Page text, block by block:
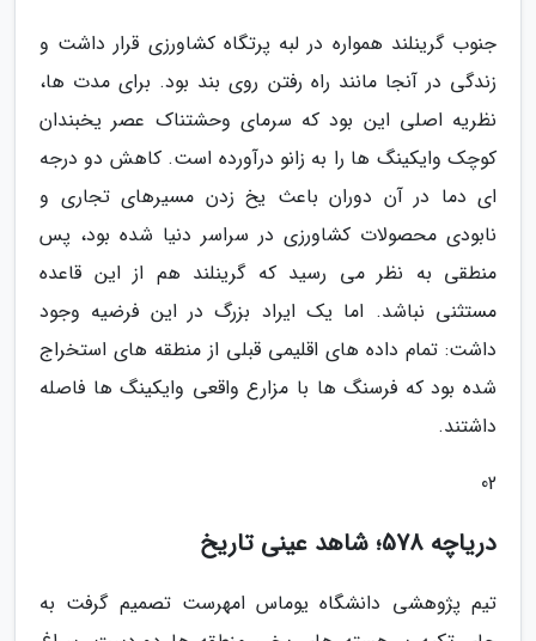
جنوب گرینلند همواره در لبه پرتگاه کشاورزی قرار داشت و
زندگی در آنجا مانند راه رفتن روی بند بود. برای مدت ها،
نظریه اصلی این بود که سرمای وحشتناک عصر یخبندان
کوچک وایکینگ ها را به زانو درآورده است. کاهش دو درجه
ای دما در آن دوران باعث یخ زدن مسیرهای تجاری و
نابودی محصولات کشاورزی در سراسر دنیا شده بود، پس
منطقی به نظر می رسید که گرینلند هم از این قاعده
مستثنی نباشد. اما یک ایراد بزرگ در این فرضیه وجود
داشت: تمام داده های اقلیمی قبلی از منطقه های استخراج
شده بود که فرسنگ ها با مزارع واقعی وایکینگ ها فاصله
داشتند.
02
دریاچه 578؛ شاهد عینی تاریخ
تیم پژوهشی دانشگاه یوماس امهرست تصمیم گرفت به